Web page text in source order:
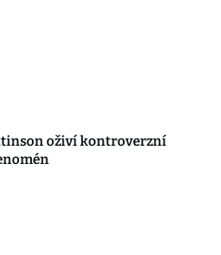
oživí kontroverzní